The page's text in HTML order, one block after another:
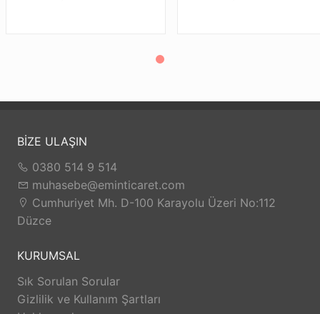
BİZE ULAŞIN
0380 514 9 514
muhasebe@eminticaret.com
Cumhuriyet Mh. D-100 Karayolu Üzeri No:112
Düzce
KURUMSAL
Sık Sorulan Sorular
Gizlilik ve Kullanım Şartları